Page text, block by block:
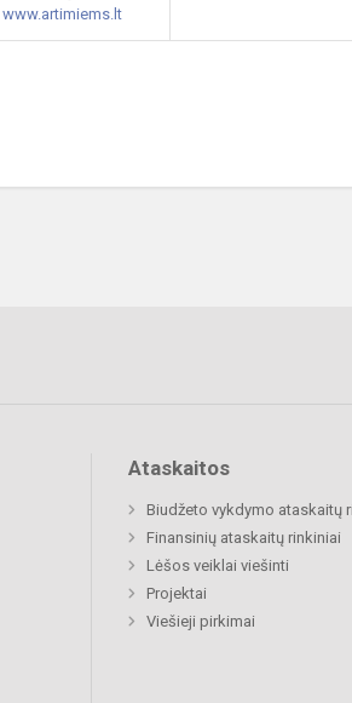
www.artimiems.lt
Ataskaitos
Biudžeto vykdymo ataskaitų
Finansinių ataskaitų rinkiniai
Lėšos veiklai viešinti
Projektai
Viešieji pirkimai